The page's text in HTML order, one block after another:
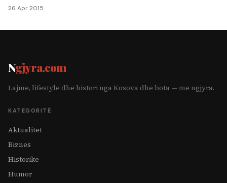
26 Apr 2015
Ngjyra.com
Lajme, lifestyle dhe histori nga Kosova dhe bota — me ngjyra.
KATEGORITË
Aktualitet
Biznes
Historike
Humor